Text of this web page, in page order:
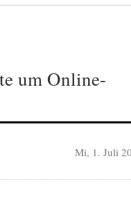
um Online-
Mi, 1. Juli